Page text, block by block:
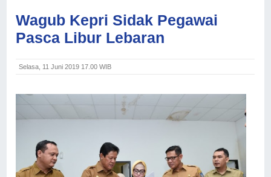
Wagub Kepri Sidak Pegawai
Pasca Libur Lebaran
Selasa, 11 Juni 2019 17.00 WIB